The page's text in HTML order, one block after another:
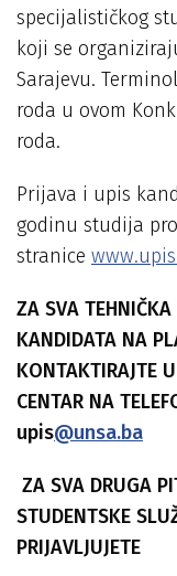
specijalističkog
koji se
Sarajevu.
roda u ovom
roda.
Prijava i upis
godinu studija
stranice
ZA SVA TEHNIČKA
KANDIDATA NA
KONTAKTIRAJTE
CENTAR NA
upis@unsa.ba
ZA SVA DRUGA
STUDENTSKE
PRIJAVLJUJETE